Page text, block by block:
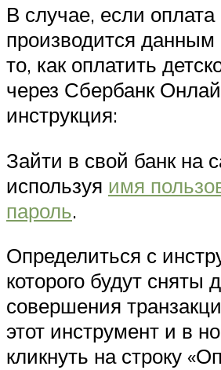
В случае, если оплата
производится данным
то, как оплатить
через Сбербанк
инструкция:
Зайти в свой банк на
используя имя
пароль.
Определиться с
которого будут сняты
совершения
этот инструмент и в
кликнуть на строку